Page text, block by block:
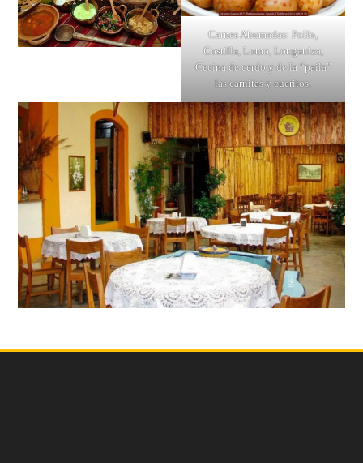
Carnes Ahumadas: Pollo,
Costilla, Lomo, Longaniza,
Cecina de cerdo y de la “paila”
las carnitas y cueritos.